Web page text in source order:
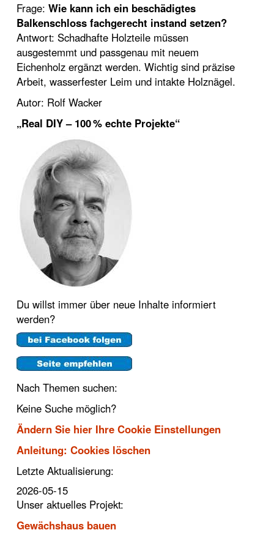
Frage: Wie kann ich ein beschädigtes
Balkenschloss fachgerecht instand setzen?
Antwort: Schadhafte Holzteile müssen
ausgestemmt und passgenau mit neuem
Eichenholz ergänzt werden. Wichtig sind präzise
Arbeit, wasserfester Leim und intakte Holznägel.
Autor: Rolf Wacker
„Real DIY – 100 % echte Projekte“
Du willst immer über neue Inhalte informiert
werden?
Nach Themen suchen:
Keine Suche möglich?
Ändern Sie hier Ihre Cookie Einstellungen
Anleitung: Cookies löschen
Letzte Aktualisierung:
2026-05-15
Unser aktuelles Projekt:
Gewächshaus bauen